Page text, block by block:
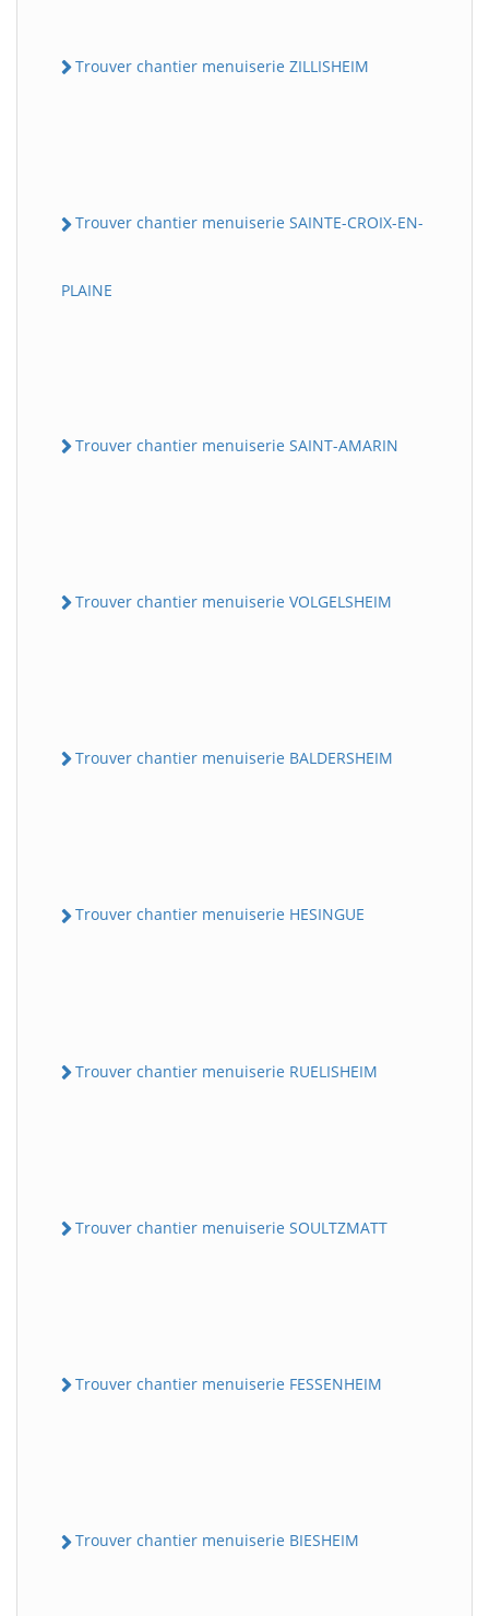
Trouver chantier menuiserie ZILLISHEIM
Trouver chantier menuiserie SAINTE-CROIX-EN-
PLAINE
Trouver chantier menuiserie SAINT-AMARIN
Trouver chantier menuiserie VOLGELSHEIM
Trouver chantier menuiserie BALDERSHEIM
Trouver chantier menuiserie HESINGUE
Trouver chantier menuiserie RUELISHEIM
Trouver chantier menuiserie SOULTZMATT
Trouver chantier menuiserie FESSENHEIM
Trouver chantier menuiserie BIESHEIM